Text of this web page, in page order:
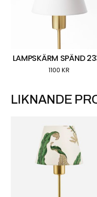
LAMPSKÄRM SPÄND
1100KR
LIKNANDE